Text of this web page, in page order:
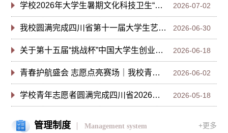
学校2026年大学生暑期文化科技卫生“三下乡”社会实践出征仪式顺利举办 2026-07-02
我校圆满完成四川省第十一届大学生艺术展演校级选拔工作 2026-06-30
关于第十五届“挑战杯”中国大学生创业计划竞赛国赛推荐名单的公示 2026-06-18
青春护航盛会 志愿点亮赛场｜我校青年志愿者全力保障全国体育产业工作会... 2026-06-02
学校青年志愿者圆满完成四川省2026年上半年中小学教师资格面试考务服务... 2026-05-18
管理制度 Management system +更多